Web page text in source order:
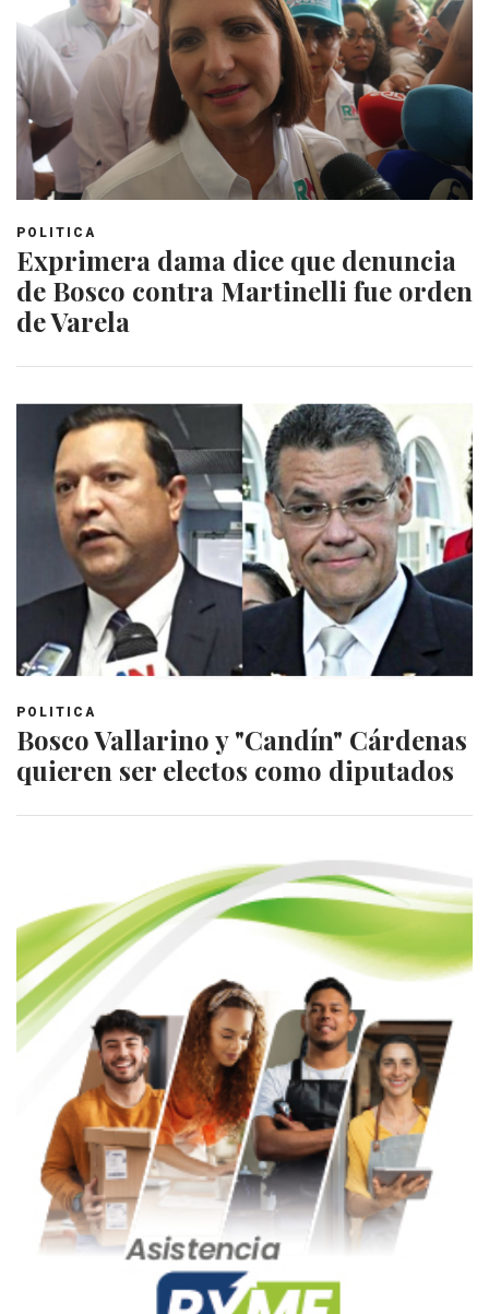
POLITICA
Exprimera dama dice que denuncia
de Bosco contra Martinelli fue orden
de Varela
POLITICA
Bosco Vallarino y "Candín" Cárdenas
quieren ser electos como diputados